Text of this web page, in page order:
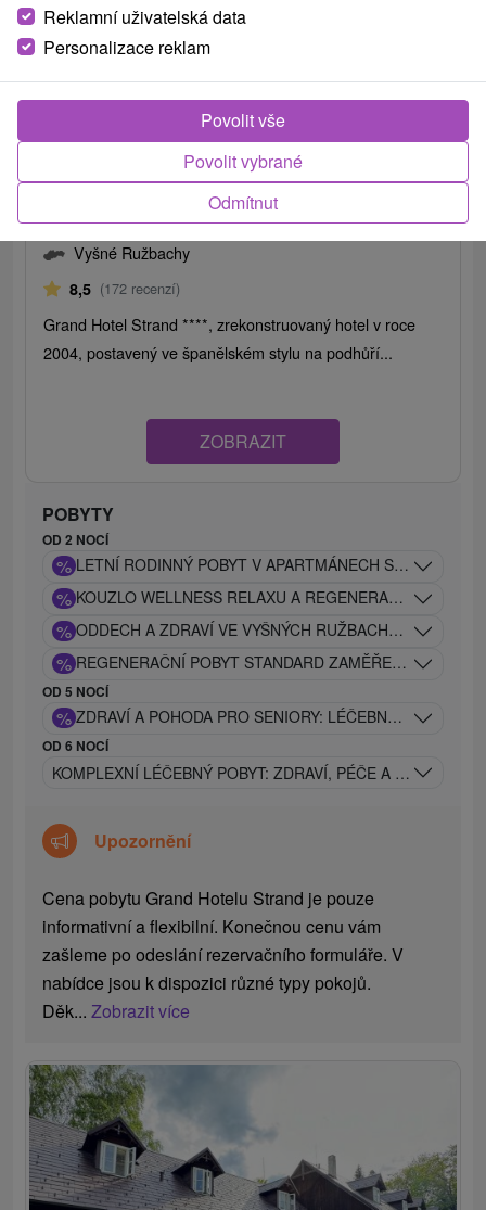
Grand Hotel Strand★★★★
Vyšné Ružbachy
8,5 (172 recenzí)
Grand Hotel Strand ****, zrekonstruovaný hotel v roce
2004, postavený ve španělském stylu na podhůří...
ZOBRAZIT
POBYTY
OD 2 NOCÍ
% LETNÍ RODINNÝ POBYT V APARTMÁNECH S WELLNESS
% KOUZLO WELLNESS RELAXU A REGENERACE V
% ODDECH A ZDRAVÍ VE VYŠNÝCH RUŽBACHÁCH:
% REGENERAČNÍ POBYT STANDARD ZAMĚŘENÝ NA
OD 5 NOCÍ
% ZDRAVÍ A POHODA PRO SENIORY: LÉČEBNÝ RELAX V
OD 6 NOCÍ
KOMPLEXNÍ LÉČEBNÝ POBYT: ZDRAVÍ, PÉČE A
Upozornění
Cena pobytu Grand Hotelu Strand je pouze
informativní a flexibilní. Konečnou cenu vám
zašleme po odeslání rezervačního formuláře. V
nabídce jsou k dispozici různé typy pokojů.
Děk...Zobrazit více
Reklamní uživatelská data
Personalizace reklam
Odmítnut
Povolit vybrané
Povolit vše